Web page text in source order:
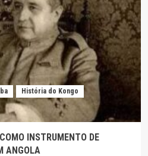
História do Kongo
INSTRUMENTO DE
ANGOLA